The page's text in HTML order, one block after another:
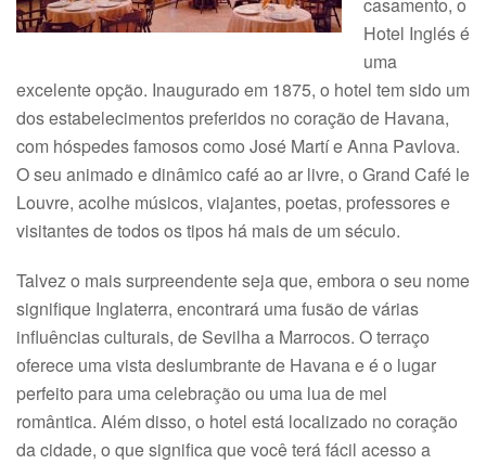
Hotel Inglés é
uma
excelente opção. Inaugurado em 1875, o hotel tem sido um
dos estabelecimentos preferidos no coração de Havana,
com hóspedes famosos como José Martí e Anna Pavlova.
O seu animado e dinâmico café ao ar livre, o Grand Café le
Louvre, acolhe músicos, viajantes, poetas, professores e
visitantes de todos os tipos há mais de um século.
Talvez o mais surpreendente seja que, embora o seu nome
signifique Inglaterra, encontrará uma fusão de várias
influências culturais, de Sevilha a Marrocos. O terraço
oferece uma vista deslumbrante de Havana e é o lugar
perfeito para uma celebração ou uma lua de mel
romântica. Além disso, o hotel está localizado no coração
da cidade, o que significa que você terá fácil acesso a